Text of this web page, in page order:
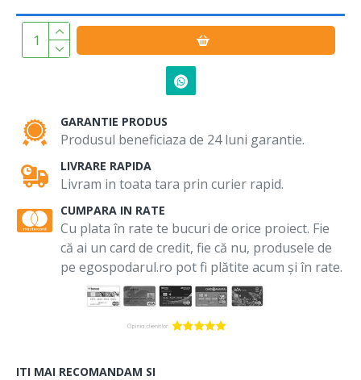
GARANTIE PRODUS
Produsul beneficiaza de 24 luni garantie.
LIVRARE RAPIDA
Livram in toata tara prin curier rapid.
CUMPARA IN RATE
Cu plata în rate te bucuri de orice proiect. Fie
că ai un card de credit, fie că nu, produsele de
pe egospodarul.ro pot fi plătite acum și în rate.
ITI MAI RECOMANDAM SI